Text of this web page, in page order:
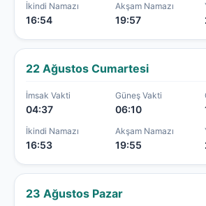
İkindi Namazı
16:54
Akşam Namazı
19:57
22 Ağustos Cumartesi
İmsak Vakti
04:37
Güneş Vakti
06:10
İkindi Namazı
16:53
Akşam Namazı
19:55
23 Ağustos Pazar